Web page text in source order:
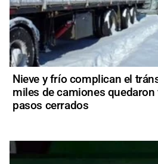
Nieve y frío complican el
miles de camiones quedaron
pasos cerrados